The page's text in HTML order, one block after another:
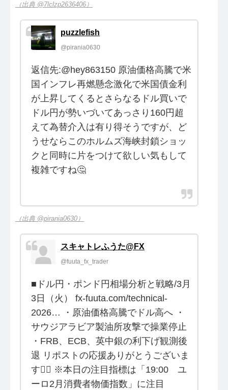
（出典 @7lclzp2636406）
puzzlefish
@pirania0630
返信先:@hey863150 原油価格高騰で米
国インフレ再燃懸念激化で米国債金利
が上昇してくるとさらなるドル買いで
ドル円が勢いづいてあっさり160円超
えて為替介入は有り得そうですが、ど
うせならこのホルムズ海峡封鎖ショッ
クと同時に片をつけて欲しい気もして
複雑ですね🤔
（出典 @pirania0630）
スキャトレふうた@FX
@fuuta_fx_trader
■ドル円・ポンド円相場分析と戦略/3月
3日（火） fx-fuuta.com/technical-
2026… ・原油価格高騰でドル高へ ・
サウジアラビア製油所攻撃で操業停止
・FRB、ECB、英中銀の利下げ観測後
退 リポストの応援ありがとうございま
す🙇‍♂️ ※本日の注目指標は「19:00 ユ
ーロ2月消費者物価指数」に注目